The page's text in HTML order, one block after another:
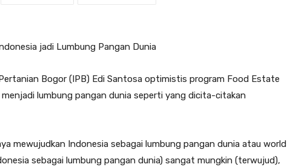
jadi Lumbung Pangan Dunia
Bogor (IPB) Edi Santosa optimistis program Food Estate
lumbung pangan dunia seperti yang dicita-citakan
mewujudkan Indonesia sebagai lumbung pangan dunia atau world
sebagai lumbung pangan dunia) sangat mungkin (terwujud),